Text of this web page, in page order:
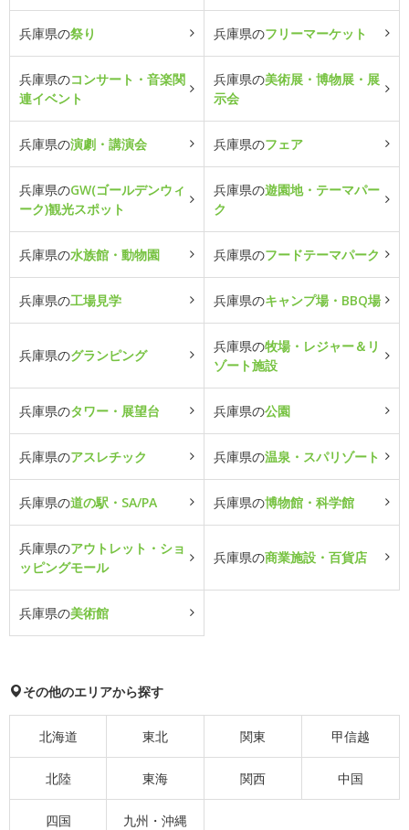
兵庫県の祭り 兵庫県のフリーマーケット
兵庫県のコンサート・音楽関
連イベント
兵庫県の美術展・博物展・展
示会
兵庫県の演劇・講演会 兵庫県のフェア
兵庫県のGW(ゴールデンウィ
ーク)観光スポット
兵庫県の遊園地・テーマパー
ク
兵庫県の水族館・動物園 兵庫県のフードテーマパーク
兵庫県の工場見学 兵庫県のキャンプ場・BBQ場
兵庫県のグランピング
兵庫県の牧場・レジャー＆リ
ゾート施設
兵庫県のタワー・展望台 兵庫県の公園
兵庫県のアスレチック 兵庫県の温泉・スパリゾート
兵庫県の道の駅・SA/PA 兵庫県の博物館・科学館
兵庫県のアウトレット・ショ
ッピングモール
兵庫県の商業施設・百貨店
兵庫県の美術館
その他のエリアから探す
北海道 東北 関東 甲信越
北陸 東海 関西 中国
四国 九州・沖縄